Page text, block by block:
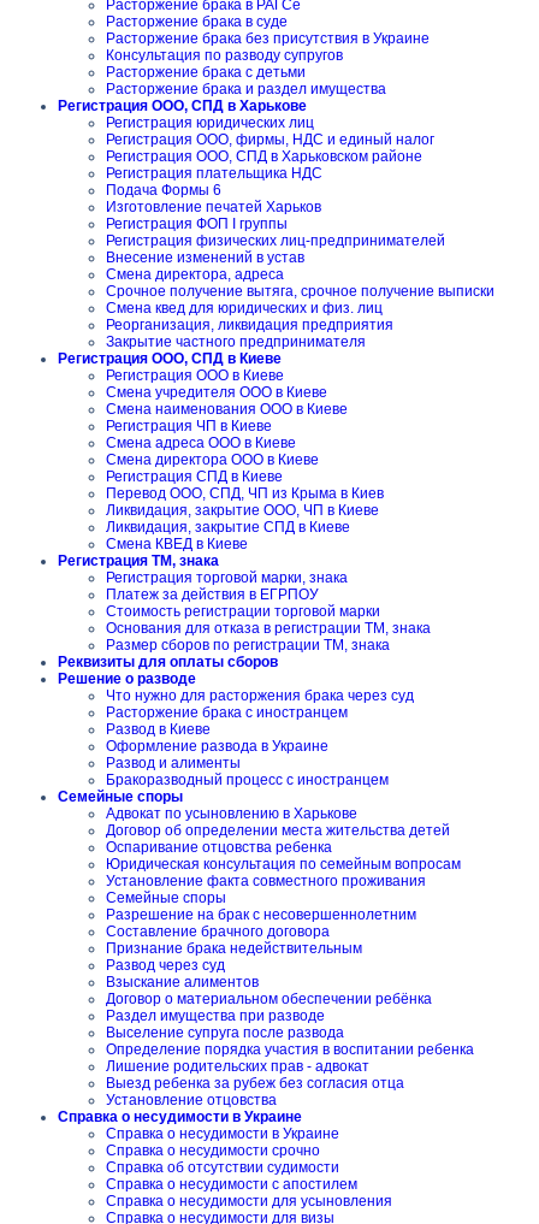
Расторжение брака в РАГСе
Расторжение брака в суде
Расторжение брака без присутствия в Украине
Консультация по разводу супругов
Расторжение брака с детьми
Расторжение брака и раздел имущества
Регистрация ООО, СПД в Харькове
Регистрация юридических лиц
Регистрация ООО, фирмы, НДС и единый налог
Регистрация ООО, СПД в Харьковском районе
Регистрация плательщика НДС
Подача Формы 6
Изготовление печатей Харьков
Регистрация ФОП I группы
Регистрация физических лиц-предпринимателей
Внесение изменений в устав
Смена директора, адреса
Срочное получение вытяга, срочное получение выписки
Смена квед для юридических и физ. лиц
Реорганизация, ликвидация предприятия
Закрытие частного предпринимателя
Регистрация ООО, СПД в Киеве
Регистрация ООО в Киеве
Смена учредителя ООО в Киеве
Смена наименования ООО в Киеве
Регистрация ЧП в Киеве
Смена адреса ООО в Киеве
Смена директора ООО в Киеве
Регистрация СПД в Киеве
Перевод ООО, СПД, ЧП из Крыма в Киев
Ликвидация, закрытие ООО, ЧП в Киеве
Ликвидация, закрытие СПД в Киеве
Смена КВЕД в Киеве
Регистрация ТМ, знака
Регистрация торговой марки, знака
Платеж за действия в ЕГРПОУ
Стоимость регистрации торговой марки
Основания для отказа в регистрации ТМ, знака
Размер сборов по регистрации ТМ, знака
Реквизиты для оплаты сборов
Решение о разводе
Что нужно для расторжения брака через суд
Расторжение брака с иностранцем
Развод в Киеве
Оформление развода в Украине
Развод и алименты
Бракоразводный процесс с иностранцем
Семейные споры
Адвокат по усыновлению в Харькове
Договор об определении места жительства детей
Оспаривание отцовства ребенка
Юридическая консультация по семейным вопросам
Установление факта совместного проживания
Семейные споры
Разрешение на брак с несовершеннолетним
Составление брачного договора
Признание брака недействительным
Развод через суд
Взыскание алиментов
Договор о материальном обеспечении ребёнка
Раздел имущества при разводе
Выселение супруга после развода
Определение порядка участия в воспитании ребенка
Лишение родительских прав - адвокат
Выезд ребенка за рубеж без согласия отца
Установление отцовства
Справка о несудимости в Украине
Справка о несудимости в Украине
Справка о несудимости срочно
Справка об отсутствии судимости
Справка о несудимости с апостилем
Справка о несудимости для усыновления
Справка о несудимости для визы